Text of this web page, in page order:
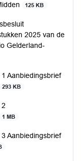
125 KB
2025 van de
Gelderland-
Aanbiedingsbrief
293 KB
1 MB
Aanbiedingsbrief